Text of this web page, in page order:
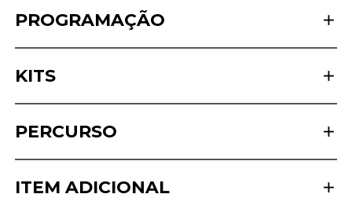
PROGRAMAÇÃO
KITS
PERCURSO
ITEM ADICIONAL